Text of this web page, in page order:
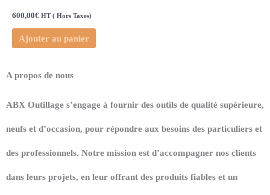
600,00€ HT ( Hors Taxes)
Ajouter au panier
A propos de nous
ABX Outillage s’engage à fournir des outils de qualité supérieure,
neufs et d’occasion, pour répondre aux besoins des particuliers et
des professionnels. Notre mission est d’accompagner nos clients
dans leurs projets, en leur offrant des produits fiables et un